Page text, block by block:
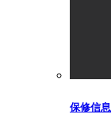
保修信息